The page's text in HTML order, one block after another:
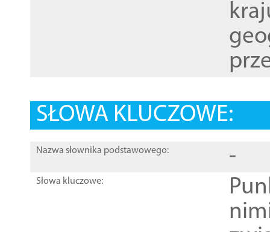
SŁOWA KLUCZOWE:
Nazwa słownika podstawowego: -
Słowa kluczowe: